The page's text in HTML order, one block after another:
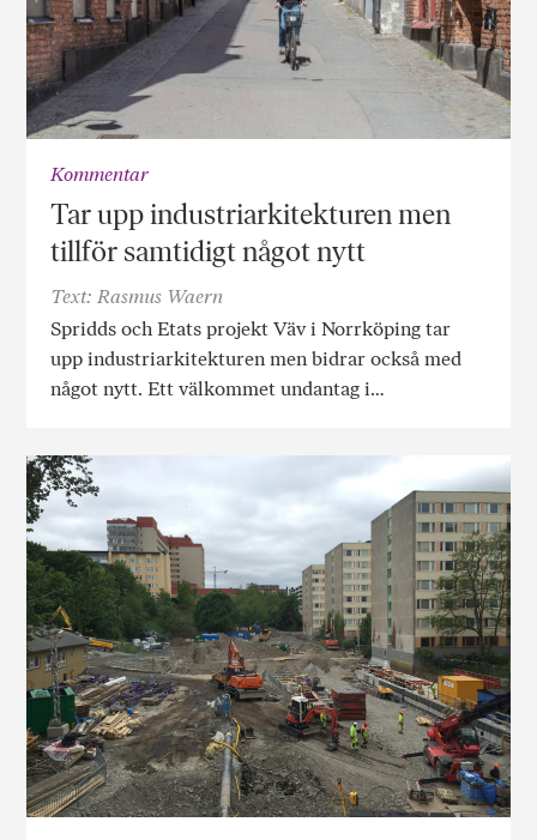
Kommentar
Tar upp industriarkitekturen men
tillför samtidigt något nytt
Text: Rasmus Waern
Spridds och Etats projekt Väv i Norrköping tar
upp industriarkitekturen men bidrar också med
något nytt. Ett välkommet undantag i…